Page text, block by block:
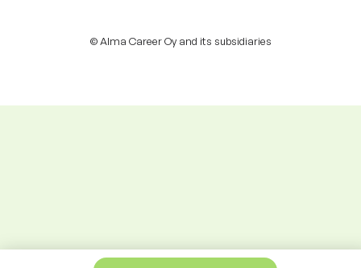
© Alma Career Oy and its subsidiaries